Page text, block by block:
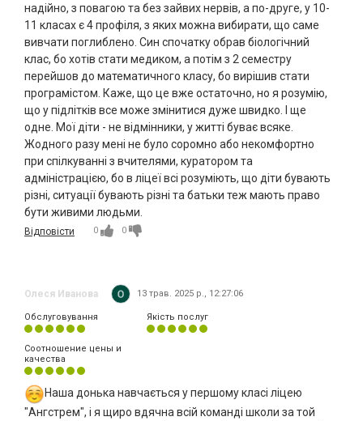
надійно, з повагою та без зайвих нервів, а по-друге, у 10-
11 класах є 4 профіля, з яких можна вибирати, що саме
вивчати поглиблено. Син спочатку обрав біологічний
клас, бо хотів стати медиком, а потім з 2 семестру
перейшов до математичного класу, бо вирішив стати
програмістом. Каже, що це вже остаточно, но я розумію,
що у підлітків все може змінитися дуже швидко. І ще
одне. Мої діти - не відмінники, у житті буває всяке.
Жодного разу мені не було соромно або некомфортно
при спілкуванні з вчителями, куратором та
адміністрацією, бо в ліцеї всі розуміють, що діти бувають
різні, ситуації бувають різні та батьки теж мають право
бути живими людьми.
Відповісти 0 0
Олеся Иванова 13 трав. 2025 р., 12:27:06
Обслуговування Якість послуг
Соотношение цены и
качества
Наша донька навчається у першому класі ліцею
"Ангстрем", і я щиро вдячна всій команді школи за той